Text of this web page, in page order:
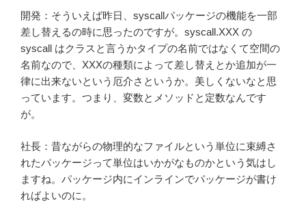
開発：そういえば昨日、syscallパッケージの機能を一部
差し替えるの時に思ったのですが。syscall.XXX の
syscall はクラスと言うかタイプの名前ではなくて空間の
名前なので、XXXの種類によって差し替えとか追加が一
律に出来ないという厄介さというか。美しくないなと思
っています。つまり、変数とメソッドと定数なんです
が。
社長：昔ながらの物理的なファイルという単位に束縛さ
れたパッケージって単位はいかがなものかという気はし
ますね。パッケージ内にインラインでパッケージが書け
ればよいのに。